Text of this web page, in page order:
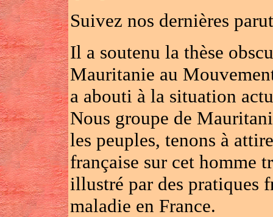
Suivez nos dernières
Il a soutenu la thèse
Mauritanie au
a abouti à la situation
Nous groupe de
les peuples, tenons à
française sur cet homme
illustré par des pratiques
maladie en France.